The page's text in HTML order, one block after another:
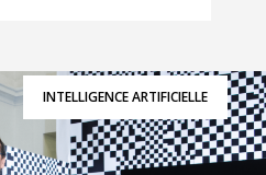
INTELLIGENCE ARTIFICIELLE